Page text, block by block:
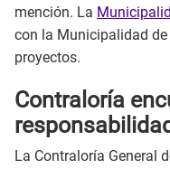
mención. La
con la Municipalidad
proyectos.
Contraloría
La Contraloría General